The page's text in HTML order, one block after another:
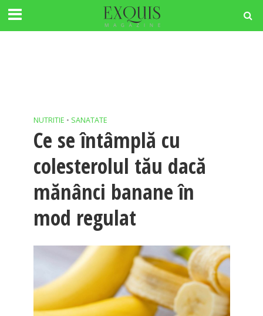
NUTRITIE • SANATATE
Ce se întâmplă cu
colesterolul tău dacă
mănânci banane în
mod regulat